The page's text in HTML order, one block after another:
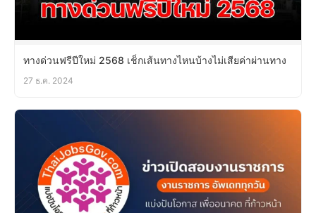
ทางด่วนฟรีปีใหม่ 2568 เช็กเส้นทางไหนบ้างไม่เสียค่าผ่านทาง
27 ธ.ค. 2024